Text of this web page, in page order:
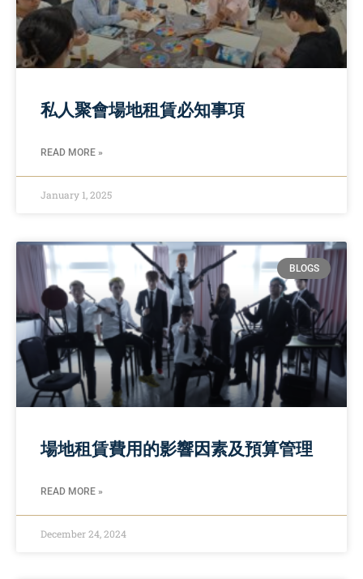
私人聚會場地租賃必知事項
READ MORE »
January 1, 2025
BLOGS
場地租賃費用的影響因素及預算管理
READ MORE »
December 24, 2024